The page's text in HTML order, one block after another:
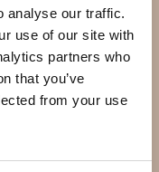
analyse our traffic.
use of our site with
partners who
that you’ve
from your use
med
Urværkerne
tilpasset og/eller
Alle
gennemgår en
de laver et